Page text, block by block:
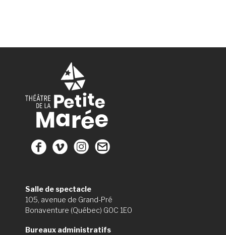
Salle de spectacle
105, avenue de Grand-Pré
Bonaventure (Québec) G0C 1E0
Bureaux administratifs